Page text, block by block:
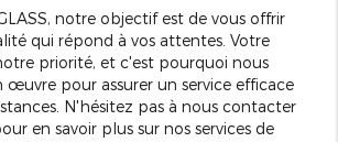
notre objectif est de vous offrir
qui répond à vos attentes. Votre
priorité, et c'est pourquoi nous
pour assurer un service efficace
N'hésitez pas à nous contacter
en savoir plus sur nos services de